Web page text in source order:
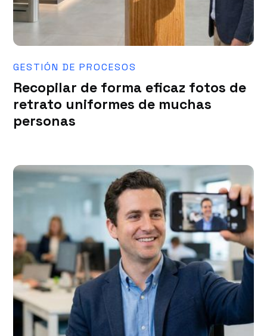
GESTIÓN DE PROCESOS
Recopilar de forma eficaz fotos de
retrato uniformes de muchas
personas